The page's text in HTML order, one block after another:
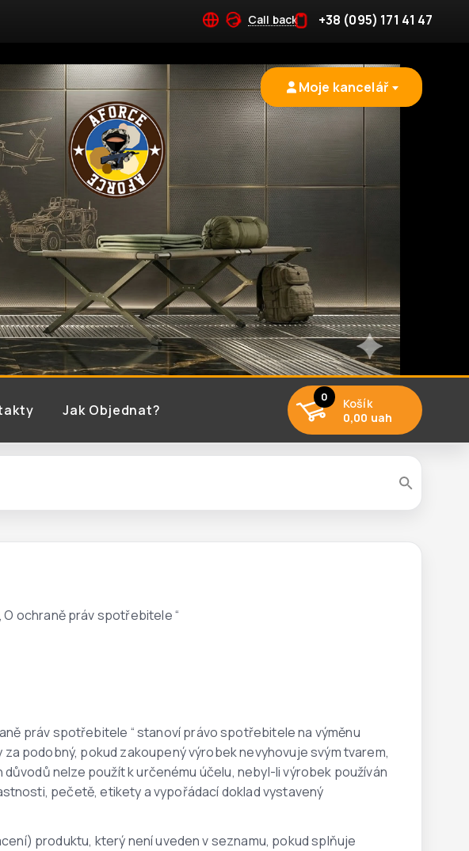
Call back +38 (095) 171 41 47
Moje kancelář
Jak Objednat?
0
Košík
0,00 uah
O ochraně práv spotřebitele“
práv spotřebitele “ stanoví právo spotřebitele na výměnu
podobný, pokud zakoupený výrobek nevyhovuje svým tvarem,
nelze použít k určenému účelu, nebyl-li výrobek používán
pečetě, etikety a vypořádací doklad vystavený
produktu, který není uveden v seznamu, pokud splňuje